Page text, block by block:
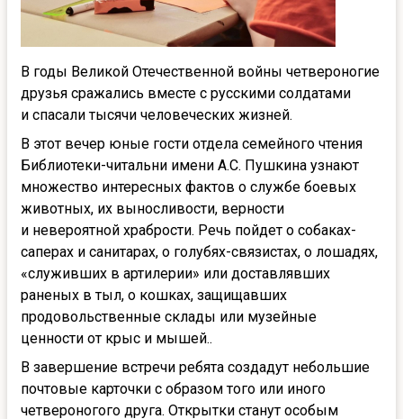
В годы Великой Отечественной войны четвероногие
друзья сражались вместе с русскими солдатами
и спасали тысячи человеческих жизней.
В этот вечер юные гости отдела семейного чтения
Библиотеки-читальни имени А.С. Пушкина узнают
множество интересных фактов о службе боевых
животных, их выносливости, верности
и невероятной храбрости. Речь пойдет о собаках-
саперах и санитарах, о голубях-связистах, о лошадях,
«служивших в артилерии» или доставлявших
раненых в тыл, о кошках, защищавших
продовольственные склады или музейные
ценности от крыс и мышей..
В завершение встречи ребята создадут небольшие
почтовые карточки с образом того или иного
четвероногого друга. Открытки станут особым